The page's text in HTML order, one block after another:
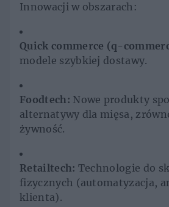
Innowacji w obszarach:
Quick commerce (q-
modele szybkiej dostawy.
Foodtech: Nowe produkty
alternatywy dla mięsa,
żywność.
Retailtech: Technologie do
fizycznych (automatyzacja,
klienta).